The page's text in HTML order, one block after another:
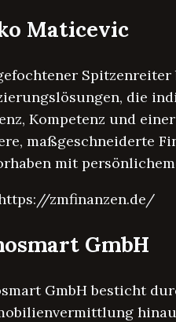
Maticevic
die
Kompetenz und
maßgeschneiderte
mit
zmfinanzen.de/
GmbH
GmbH besticht